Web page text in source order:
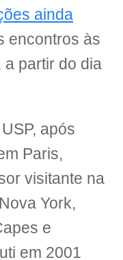
ainda
encontros às
a partir do dia
após
Paris,
visitante na
York,
e
em 2001